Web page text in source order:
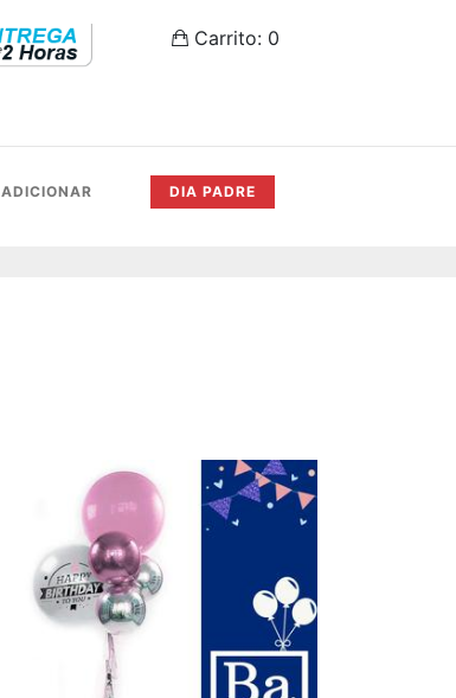
Carrito: 0
ADICIONAR DIA PADRE